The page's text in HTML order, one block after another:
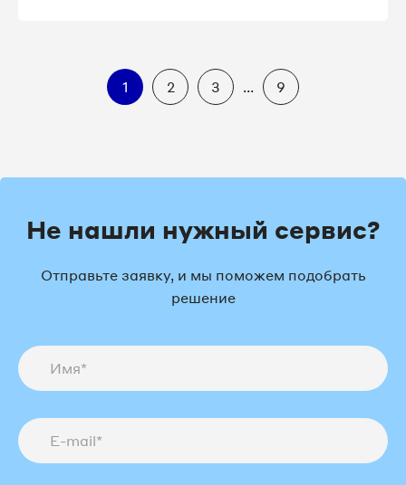
1 2 3 ... 9
Не нашли нужный сервис?
Отправьте заявку, и мы поможем подобрать
решение